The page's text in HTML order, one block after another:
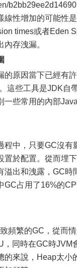
線性增加的可能性
times或者Eden
存洩漏。
的原因當下已經有
這些工具是JDK自
一些常用的內部
程中，只要GC沒有
置於配置。從而埋
溢出和洩露，GC時
占用了16%的
頻繁的GC，從而
，同時在GC時JVM
的來說，Heap太小